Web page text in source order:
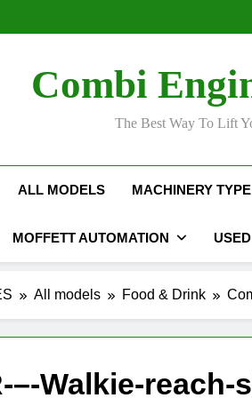
Combi
The Best Way To Lift
ALL MODELS MACHINERY TYPE
MOFFETT AUTOMATION USED
All models Food & Drink
–-Walkie-reach-